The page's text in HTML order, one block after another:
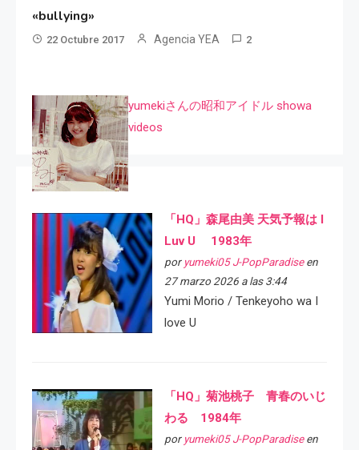
«bullying»
22 Octubre 2017 Agencia YEA 2
yumekiさんの昭和アイドル showa
videos
「HQ」森尾由美 天気予報は I
Luv U 1983年
por yumeki05 J-PopParadiseen
27 marzo 2026 a las 3:44
Yumi Morio / Tenkeyoho wa I
love U
「HQ」菊池桃子 青春のいじ
わる 1984年
por yumeki05 J-PopParadiseen